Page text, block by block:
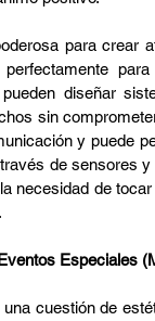
diseñar
sin
y puede
de sensores
necesidad de
Especiales
cuestión de